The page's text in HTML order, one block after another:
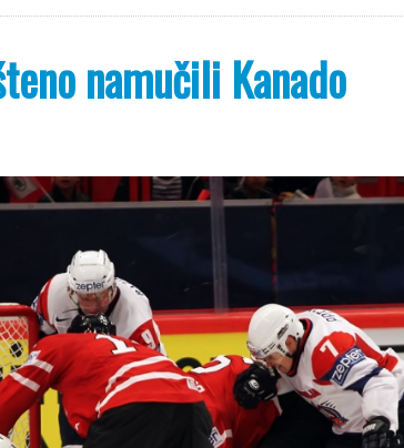
namučili Kanado